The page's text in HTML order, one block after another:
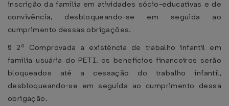
inscrição da família em atividades sócio-educativas e de
convivência, desbloqueando-se em seguida ao
cumprimento dessas obrigações.
§ 2º Comprovada a existência de trabalho infantil em
família usuária do PETI, os benefícios financeiros serão
bloqueados até a cessação do trabalho infantil,
desbloqueando-se em seguida ao cumprimento dessa
obrigação.